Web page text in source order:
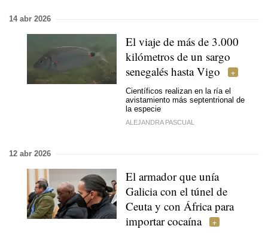
14 abr 2026
El viaje de más de 3.000
kilómetros de un sargo
senegalés hasta Vigo
Científicos realizan en la ría el
avistamiento más septentrional de
la especie
ALEJANDRA PASCUAL
12 abr 2026
El armador que unía
Galicia con el túnel de
Ceuta y con África para
importar cocaína